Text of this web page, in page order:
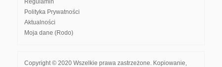
Regulamin
Polityka Prywatności
Aktualności
Moja dane (Rodo)
Copyright © 2020 Wszelkie prawa zastrzeżone. Kopiowanie,